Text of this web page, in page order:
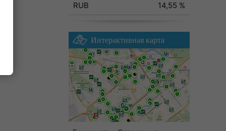
RUB
14,55 %
Интерактивная карта